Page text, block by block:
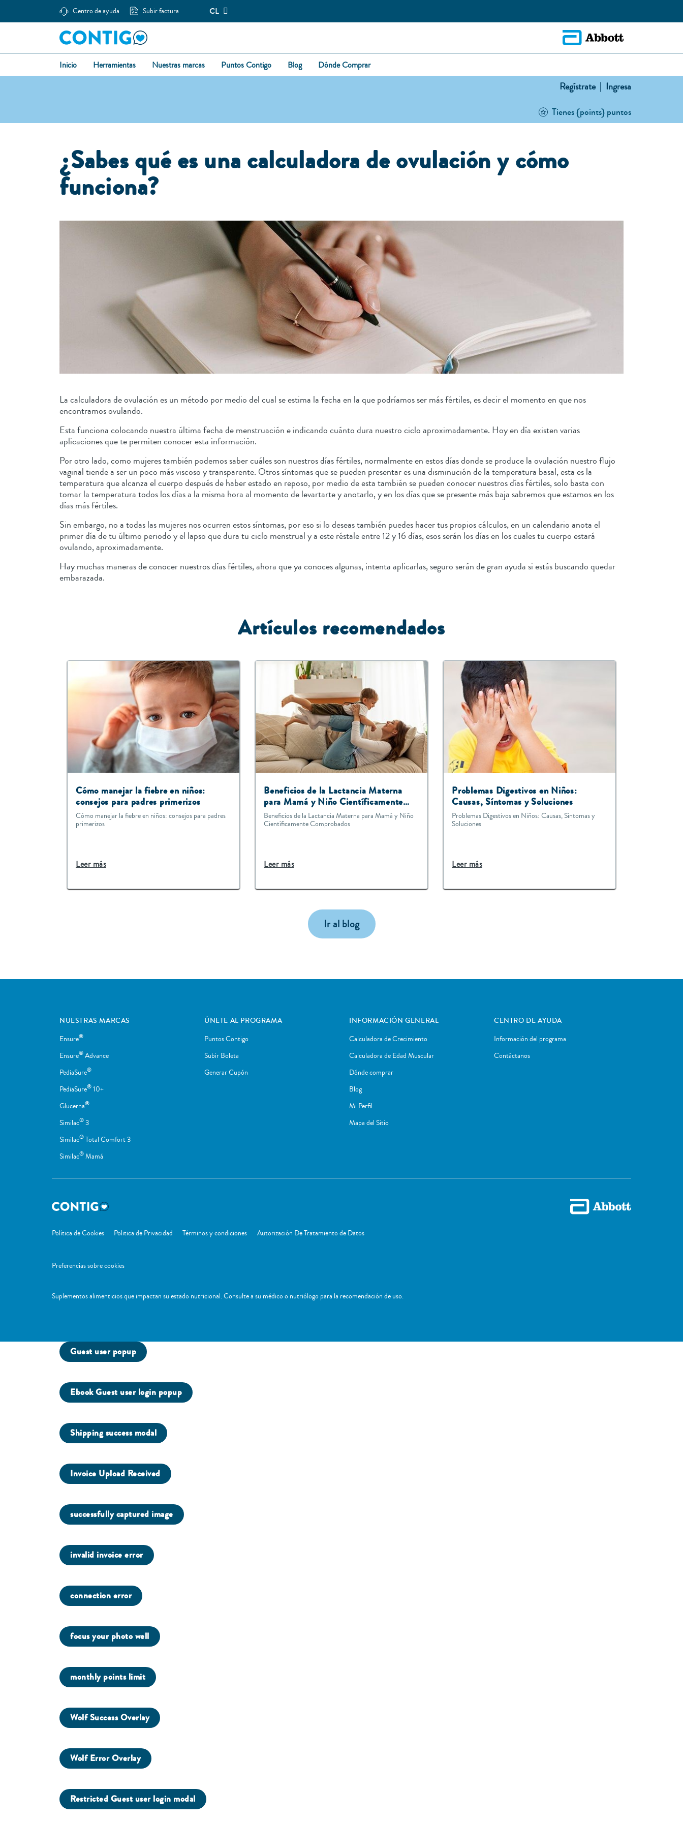
Centro de ayuda Subir factura CL
Inicio Herramientas Nuestras marcas Puntos Contigo Blog Dónde Comprar
Regístrate | Ingresa
Tienes {points} puntos
¿Sabes qué es una calculadora de ovulación y cómo
funciona?
La calculadora de ovulación es un método por medio del cual se estima la fecha en la que podríamos ser más fértiles, es decir el momento en que nos
encontramos ovulando.
Esta funciona colocando nuestra última fecha de menstruación e indicando cuánto dura nuestro ciclo aproximadamente. Hoy en día existen varias
aplicaciones que te permiten conocer esta información.
Por otro lado, como mujeres también podemos saber cuáles son nuestros días fértiles, normalmente en estos días donde se produce la ovulación nuestro flujo
vaginal tiende a ser un poco más viscoso y transparente. Otros síntomas que se pueden presentar es una disminución de la temperatura basal, esta es la
temperatura que alcanza el cuerpo después de haber estado en reposo, por medio de esta también se pueden conocer nuestros días fértiles, solo basta con
tomar la temperatura todos los días a la misma hora al momento de levartarte y anotarlo, y en los días que se presente más baja sabremos que estamos en los
días más fértiles.
Sin embargo, no a todas las mujeres nos ocurren estos síntomas, por eso si lo deseas también puedes hacer tus propios cálculos, en un calendario anota el
primer día de tu último periodo y el lapso que dura tu ciclo menstrual y a este réstale entre 12 y 16 días, esos serán los días en los cuales tu cuerpo estará
ovulando, aproximadamente.
Hay muchas maneras de conocer nuestros días fértiles, ahora que ya conoces algunas, intenta aplicarlas, seguro serán de gran ayuda si estás buscando quedar
embarazada.
Artículos recomendados
Cómo manejar la fiebre en niños:
consejos para padres primerizos
Cómo manejar la fiebre en niños: consejos para padres
primerizos
Leer más
Beneficios de la Lactancia Materna
para Mamá y Niño Científicamente
Comprobados
Beneficios de la Lactancia Materna para Mamá y Niño
Científicamente Comprobados
Leer más
Problemas Digestivos en Niños:
Causas, Síntomas y Soluciones
Problemas Digestivos en Niños: Causas, Síntomas y
Soluciones
Leer más
Ir al blog
NUESTRAS MARCAS
Ensure®
Ensure® Advance
PediaSure®
PediaSure® 10+
Glucerna®
Similac® 3
Similac® Total Comfort 3
Similac® Mamá
ÚNETE AL PROGRAMA
Puntos Contigo
Subir Boleta
Generar Cupón
INFORMACIÓN GENERAL
Calculadora de Crecimiento
Calculadora de Edad Muscular
Dónde comprar
Blog
Mi Perfil
Mapa del Sitio
CENTRO DE AYUDA
Información del programa
Contáctanos
Política de Cookies Politica de Privacidad Términos y condiciones Autorización De Tratamiento de Datos
Preferencias sobre cookies
Suplementos alimenticios que impactan su estado nutricional. Consulte a su médico o nutriólogo para la recomendación de uso. ​
Guest user popup
Ebook Guest user login popup
Shipping success modal
Invoice Upload Received
successfully captured image
invalid invoice error
connection error
focus your photo well
monthly points limit
Wolf Success Overlay
Wolf Error Overlay
Restricted Guest user login modal